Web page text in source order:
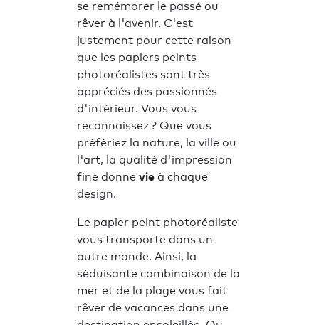
se remémorer le passé ou
rêver à l'avenir. C'est
justement pour cette raison
que les papiers peints
photoréalistes sont très
appréciés des passionnés
d'intérieur. Vous vous
reconnaissez ? Que vous
préfériez la nature, la ville ou
l'art, la qualité d'impression
fine donne vie à chaque
design.
Le papier peint photoréaliste
vous transporte dans un
autre monde. Ainsi, la
séduisante combinaison de la
mer et de la plage vous fait
rêver de vacances dans une